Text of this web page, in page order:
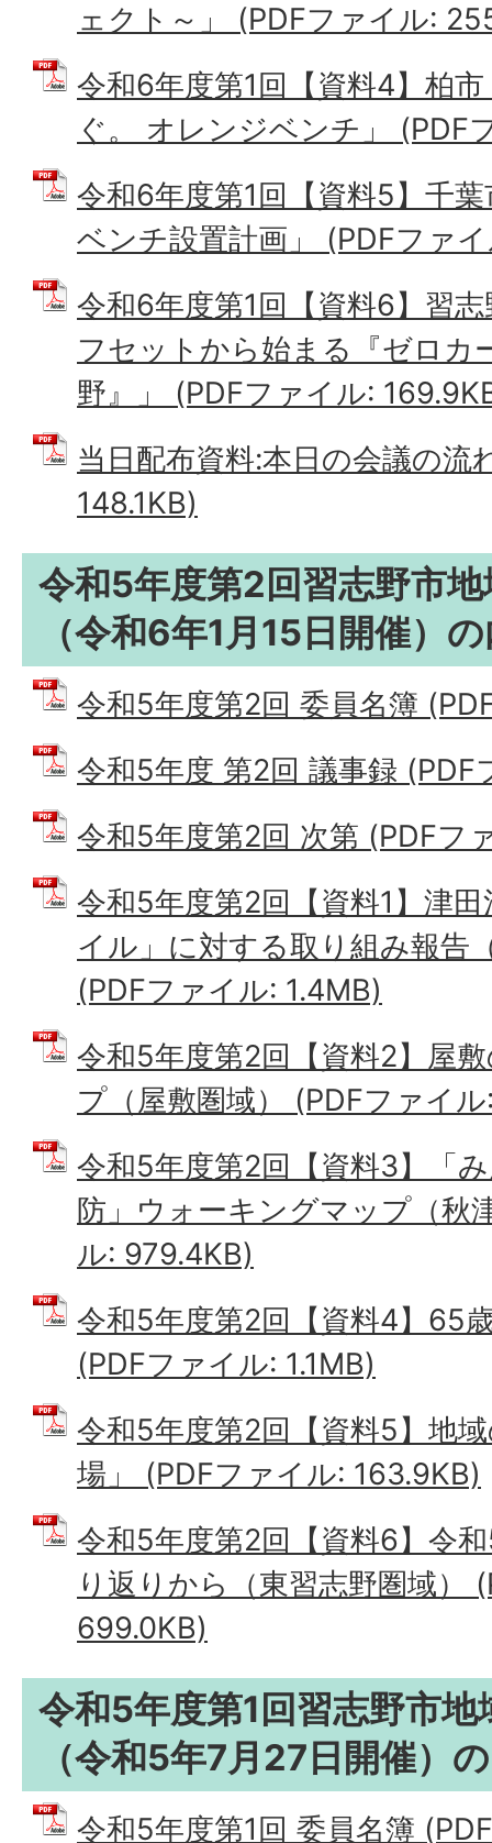
ェクト～」 (PDFファイル:
令和6年度第1回【資料4】柏
ぐ。 オレンジベンチ」 (PDF
令和6年度第1回【資料5】千
ベンチ設置計画」 (PDFファ
令和6年度第1回【資料6】習
フセットから始まる『ゼロカ
野』」 (PDFファイル:
当日配布資料:本日の会議の流
148.1KB)
令和5年度第2回習志野市
（令和6年1月15日開催）
令和5年度第2回 委員名簿
令和5年度 第2回 議事録 (PDF
令和5年度第2回 次第 (PDFフ
令和5年度第2回【資料1】津
イル」に対する取り組み報告
(PDFファイル: 1.4MB)
令和5年度第2回【資料2】屋
プ（屋敷圏域） (PDFファイ
令和5年度第2回【資料3】「
防」ウォーキングマップ（秋
ル: 979.4KB)
令和5年度第2回【資料4】65
(PDFファイル: 1.1MB)
令和5年度第2回【資料5】地
場」 (PDFファイル: 163.9KB)
令和5年度第2回【資料6】令
り返りから（東習志野圏域）
699.0KB)
令和5年度第1回習志野市
（令和5年7月27日開催）
令和5年度第1回 委員名簿